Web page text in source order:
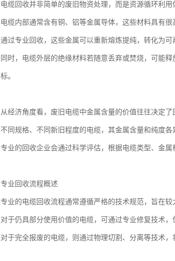
电缆回收并非简单的废旧物资处理，而是资源循环利用
电缆内部通常含有铜、铝等金属导体，这些材料具有很
通过专业回收，这些金属可以重新熔炼提纯，转化为
同时，电缆外层的绝缘材料若随意丢弃或焚烧，可能
标。
从经济角度看，废旧电缆中金属含量的价值往往决定了
不同规格、不同新旧程度的电缆，其金属含量和纯度各
专业的回收企业会通过科学评估，根据电缆类型、金
专业回收流程概述
专业的电缆回收流程通常遵循严格的技术规范，旨在
对于仍具部分使用价值的电缆，可通过专业修复技术，
对于完全报废的电缆，则通过物理切割、分离等技术，